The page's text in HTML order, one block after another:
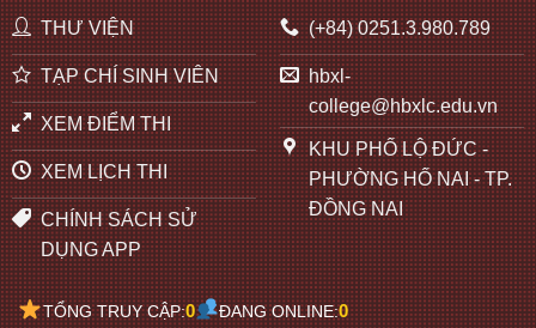
THƯ VIỆN
TẠP CHÍ SINH VIÊN
XEM ĐIỂM THI
XEM LỊCH THI
CHÍNH SÁCH SỬ
DỤNG APP
(+84) 0251.3.980.789
hbxl-
college@hbxlc.edu.vn
KHU PHỐ LỘ ĐỨC -
PHƯỜNG HỐ NAI - TP.
ĐỒNG NAI
TỔNG TRUY CẬP:0 ĐANG ONLINE:0